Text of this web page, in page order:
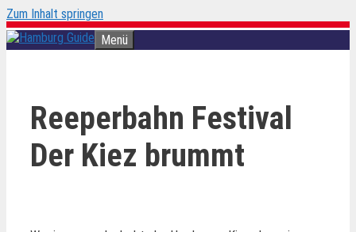
Zum Inhalt springen
Menü
Reeperbahn Festival
Der Kiez brummt